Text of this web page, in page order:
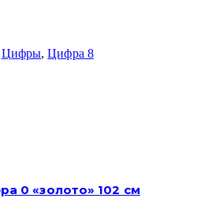
Цифры, Цифра 8
0 «золото» 102 см